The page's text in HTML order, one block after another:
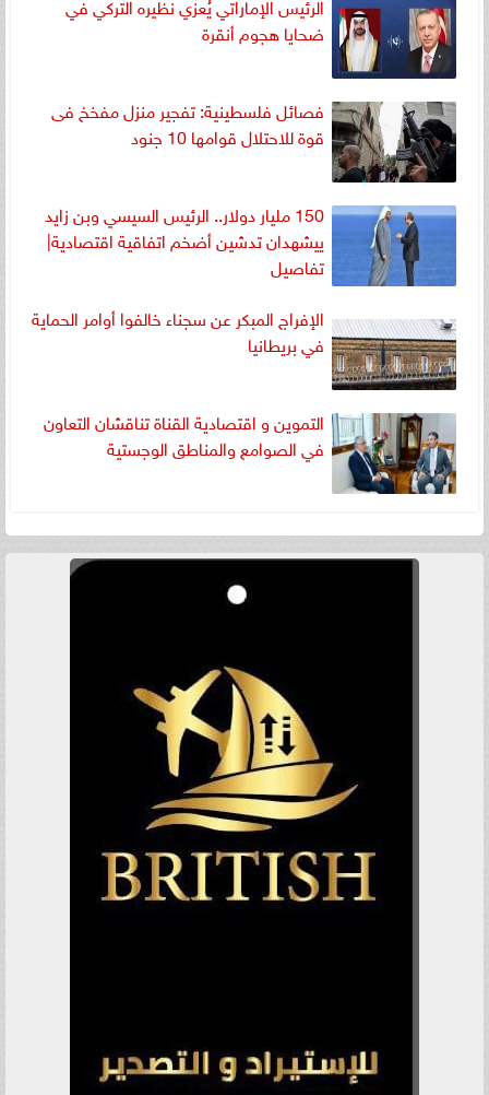
ضحايا هجوم أنقرة
فصائل فلسطينية: تفجير منزل مفخخ فى
قوة للاحتلال قوامها 10 جنود
150 مليار دولار.. الرئيس السيسي وبن زايد
ييشهدان تدشين أضخم اتفاقية اقتصادية|
تفاصيل
الإفراج المبكر عن سجناء خالفوا أوامر الحماية
في بريطانيا
التموين و اقتصادية القناة تناقشان التعاون
في الصوامع والمناطق الوجستية